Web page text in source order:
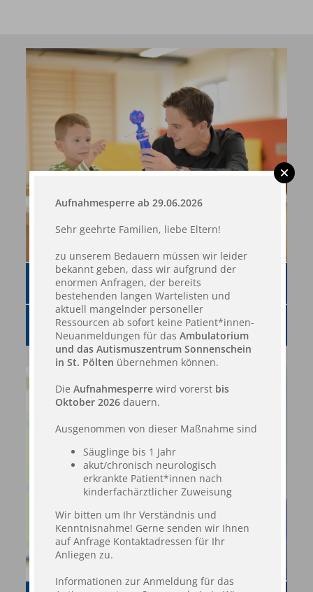
THERAPIEMATERIALIEN
THERAPIEFORMEN
Aufnahmesperre ab 29.06.2026
Sehr geehrte Familien, liebe Eltern!
zu unserem Bedauern müssen wir leider
bekannt geben, dass wir aufgrund der
enormen Anfragen, der bereits
bestehenden langen Wartelisten und
aktuell mangelnder personeller
Ressourcen ab sofort keine Patient*innen-
Neuanmeldungen für dasAmbulatorium
und das Autismuszentrum Sonnenschein
in St. Pölten übernehmen können.
DieAufnahmesperre wird vorerst bis
Oktober 2026 dauern.
Ausgenommen von dieser Maßnahme sind
Säuglinge bis 1 Jahr
akut/chronisch neurologisch
erkrankte Patient*innen nach
kinderfachärztlicher Zuweisung
Wir bitten um Ihr Verständnis und
Kenntnisnahme! Gerne senden wir Ihnen
auf Anfrage Kontaktadressen für Ihr
Anliegen zu.
Informationen zur Anmeldung für das